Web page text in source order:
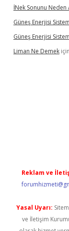
İNek Sonunu Neden
Güneş Enerjisi
Güneş Enerjisi
Liman Ne Demek için
Reklam ve
Yasal Uyarı:
ve İletişim